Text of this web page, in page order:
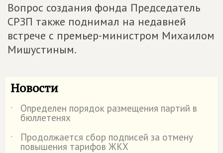
Вопрос создания фонда Председатель
СРЗП также поднимал на недавней
встрече с премьер-министром Михаилом
Мишустиным.
Новости
˙ Определен порядок размещения партий в
бюллетенях
˙
Продолжается сбор подписей за отмену
повышения тарифов ЖКХ